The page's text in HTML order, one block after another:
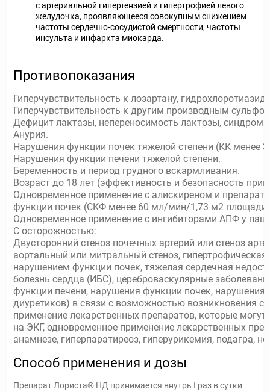
с артериальной гипертензией и гипертрофией левого
желудочка, проявляющееся совокупным снижением
частоты сердечно-сосудистой смертности, частоты
инсульта и инфаркта миокарда.
Противопоказания
Гиперчувствительность к лозартану,
Гиперчувствительность к другим производным
Дефицит лактазы, непереносимость лактозы, синдром
Анурия.
Нарушения функции почек тяжелой степени (КК менее
Нарушения функции печени тяжелой степени.
Беременность и период грудного вскармливания.
Возраст до 18 лет (эффективность и безопасность
Одновременное применение с алискиреном и
функции почек (СКФ менее 60 мл/мин/1,73 м2 площади
Одновременное применение с ингибиторами АПФ у
С осторожностью:
Двусторонний стеноз почечных артерий или стеноз
аортальный или митральный стеноз,
нарушением функции почек, тяжелая сердечная
болезнь сердца (ИБС), цереброваскулярные
функции печени, нарушения функции почек,
диуретиков) в связи с возможностью возникновения
применение лекарственных препаратов, которые
на ЭКГ, одновременное применение лекарственных
анамнезе, гиперпаратиреоз, гиперурикемия,
Способ применения и дозы
Препарат Лориста® НД принимается внутрь I раз в сутки